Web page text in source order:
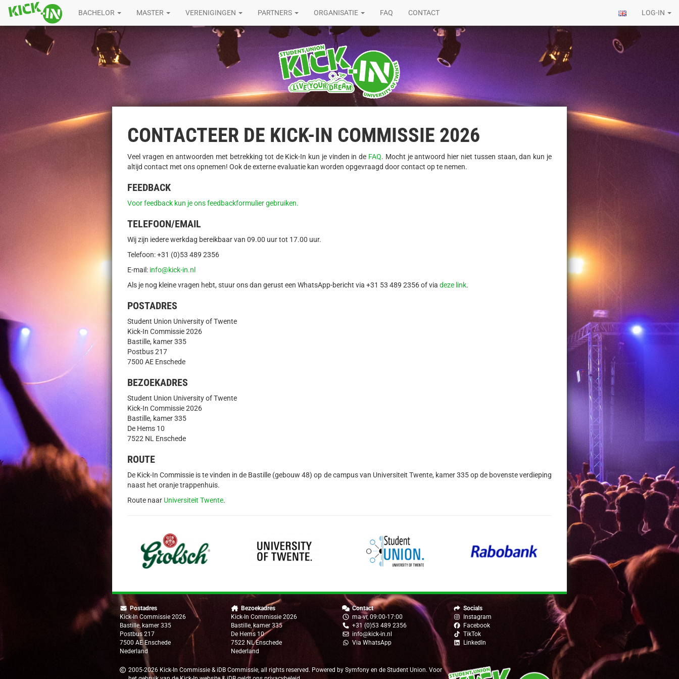
LOG-IN
BACHELOR MASTER VERENIGINGEN PARTNERS ORGANISATIE FAQ CONTACT
CONTACTEER DE KICK-IN COMMISSIE 2026
Veel vragen en antwoorden met betrekking tot de Kick-In kun je vinden in de FAQ. Mocht je antwoord hier niet tussen staan, dan kun je
altijd contact met ons opnemen! Ook de externe evaluatie kan worden opgevraagd door contact op te nemen.
FEEDBACK
Voor feedback kun je ons feedbackformulier gebruiken.
TELEFOON/EMAIL
Wij zijn iedere werkdag bereikbaar van 09.00 uur tot 17.00 uur.
Telefoon: +31 (0)53 489 2356
E-mail: info@kick-in.nl
Als je nog kleine vragen hebt, stuur ons dan gerust een WhatsApp-bericht via +31 53 489 2356 of via deze link.
POSTADRES
Student Union University of Twente
Kick-In Commissie 2026
Bastille, kamer 335
Postbus 217
7500 AE Enschede
BEZOEKADRES
Student Union University of Twente
Kick-In Commissie 2026
Bastille, kamer 335
De Hems 10
7522 NL Enschede
ROUTE
De Kick-In Commissie is te vinden in de Bastille (gebouw 48) op de campus van Universiteit Twente, kamer 335 op de bovenste verdieping
naast het oranje trappenhuis.
Route naar Universiteit Twente.
Postadres
Kick-In Commissie 2026
Bastille, kamer 335
Postbus 217
7500 AE Enschede
Nederland
Bezoekadres
Kick-In Commissie 2026
Bastille, kamer 335
De Hems 10
7522 NL Enschede
Nederland
Contact
ma-vr, 09:00-17:00
+31 (0)53 489 2356
info@kick-in.nl
Via WhatsApp
Socials
Instagram
Facebook
TikTok
LinkedIn
2005-2026 Kick-In Commissie &iDB Commissie, all rights reserved. Powered by Symfony en de Student Union. Voor